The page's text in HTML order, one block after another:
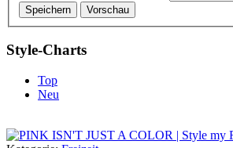
Style-Charts
Top
Neu